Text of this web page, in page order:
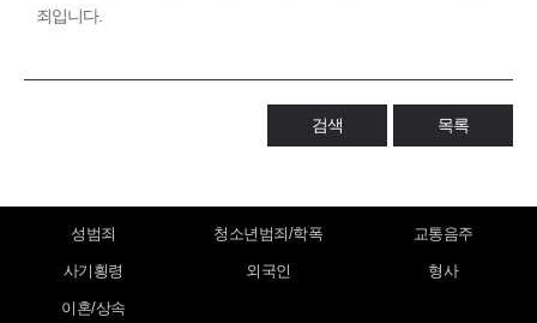
죄입니다.
검색 목록
성범죄 청소년범죄/학폭 교통음주
사기횡령 외국인 형사
이혼/상속